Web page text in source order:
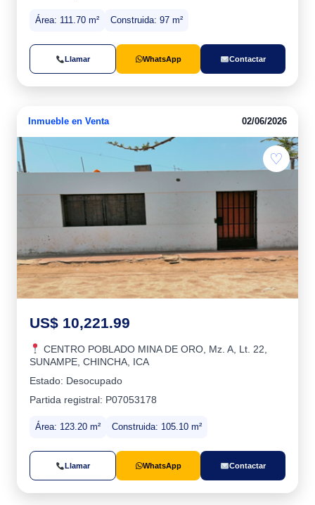
Área: 111.70 m² Construida: 97 m²
Llamar WhatsApp Contactar
Inmueble en Venta 02/06/2026
♡
US$ 10,221.99
CENTRO POBLADO MINA DE ORO, Mz. A, Lt. 22,
SUNAMPE, CHINCHA, ICA
Estado: Desocupado
Partida registral: P07053178
Área: 123.20 m² Construida: 105.10 m²
Llamar WhatsApp Contactar